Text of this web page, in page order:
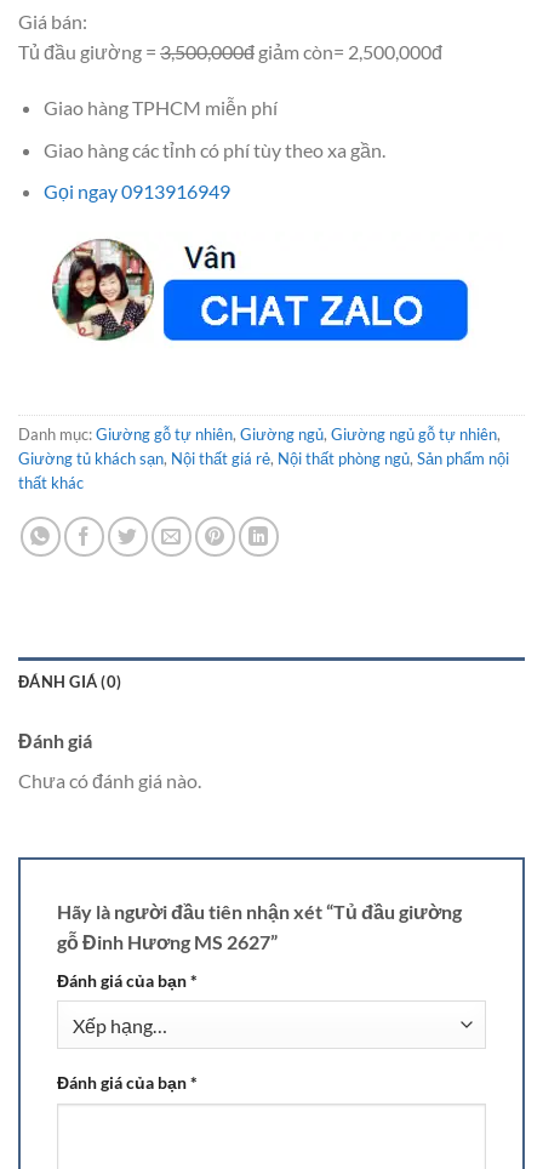
Giá bán:
Tủ đầu giường = 3,500,000đ giảm còn= 2,500,000đ
Giao hàng TPHCM miễn phí
Giao hàng các tỉnh có phí tùy theo xa gần.
Gọi ngay 0913916949
Danh mục:Giường gỗ tự nhiên, Giường ngủ, Giường ngủ gỗ tự nhiên,
Giường tủ khách sạn, Nội thất giá rẻ, Nội thất phòng ngủ, Sản phẩm nội
thất khác
ĐÁNH GIÁ (0)
Đánh giá
Chưa có đánh giá nào.
Hãy là người đầu tiên nhận xét “Tủ đầu giường
gỗ Đinh Hương MS 2627”
Đánh giá của bạn*
Đánh giá của bạn*